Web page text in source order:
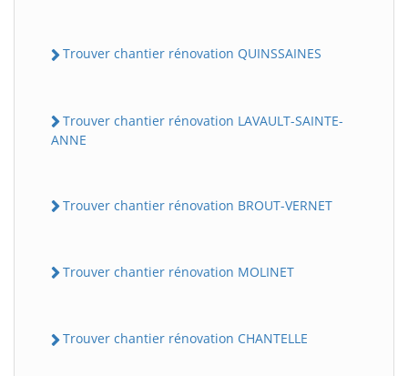
Trouver chantier rénovation QUINSSAINES
Trouver chantier rénovation LAVAULT-SAINTE-
ANNE
Trouver chantier rénovation BROUT-VERNET
Trouver chantier rénovation MOLINET
Trouver chantier rénovation CHANTELLE